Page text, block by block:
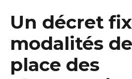
Un décret
modalités
place des